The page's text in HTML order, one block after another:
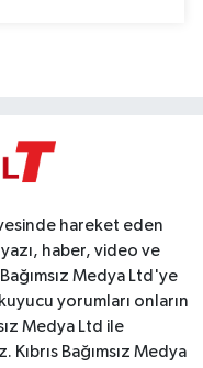
hareket eden
haber, video ve
Medya Ltd'ye
yorumları onların
Medya Ltd ile
Bağımsız Medya